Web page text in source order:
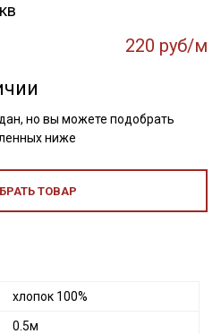
220 руб/м
но вы можете подобрать
ниже
ТОВАР
хлопок 100%
0.5м